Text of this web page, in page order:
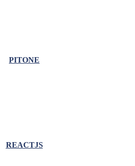
PITONE
REACTJS